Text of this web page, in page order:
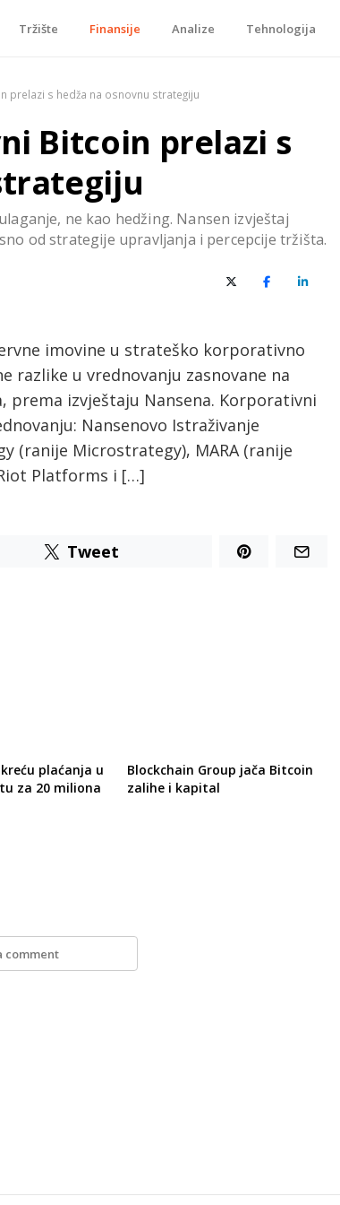
Tržište Finansije Analize Tehnologija
prelazi s hedža na osnovnu strategiju
Bitcoin prelazi s
ne kao hedžing. Nansen izvještaj
od strategije upravljanja i percepcije tržišta.
X (Twitter)FacebookLinkedIn
imovine u strateško korporativno
razlike u vrednovanju zasnovane na
izvještaju Nansena. Korporativni
Nansenovo Istraživanje
(ranije Microstrategy), MARA (ranije
Platforms i […]
Tweet
plaćanja u
za 20 miliona
Blockchain Group jača Bitcoin
zalihe i kapital
comment